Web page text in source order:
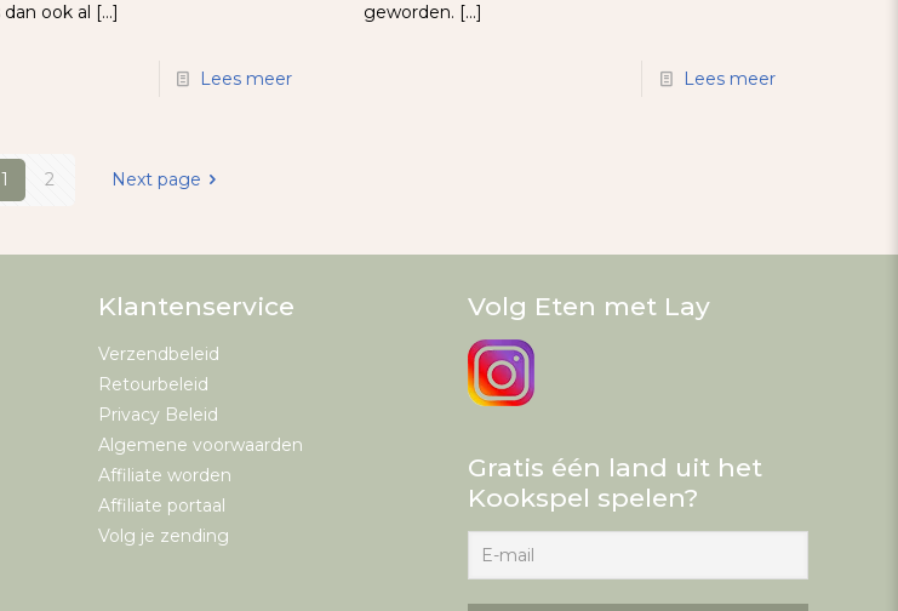
ook al […]
Lees meer
geworden. […]
Lees meer
1 2 Next page
Klantenservice
Verzendbeleid
Retourbeleid
Privacy Beleid
Algemene voorwaarden
Affiliate worden
Affiliate portaal
Volg je zending
Volg Eten met Lay
Gratis één land uit het
Kookspel spelen?